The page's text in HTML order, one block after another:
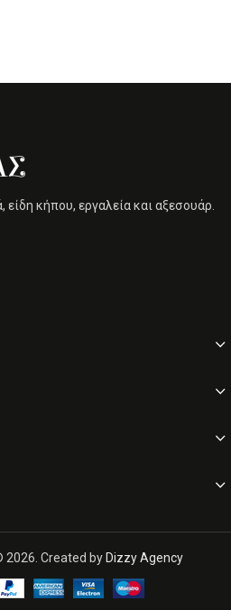
κήπου, εργαλεία και αξεσουάρ.
Created by Dizzy Agency